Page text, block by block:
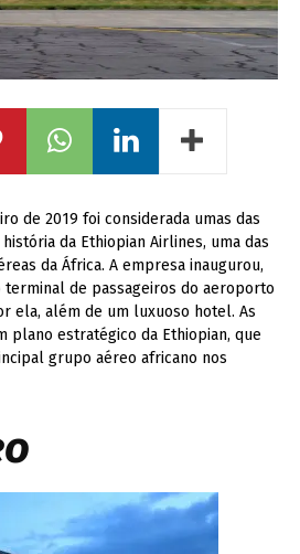
de 2019 foi considerada umas das
da Ethiopian Airlines, uma das
da África. A empresa inaugurou,
terminal de passageiros do aeroporto
ela, além de um luxuoso hotel. As
plano estratégico da Ethiopian, que
grupo aéreo africano nos